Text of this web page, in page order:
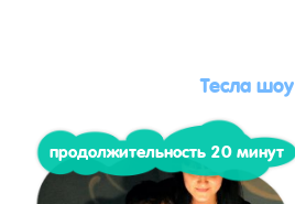
Тесла шоу
продолжительность 20 минут